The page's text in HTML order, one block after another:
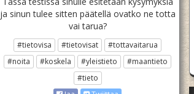
ja sinun tulee sitten päätellä ovatko ne totta
vai tarua?
#tietovisa #tietovisat
#tottavaitarua
#noita
#koskela #yleistieto
#maantieto
#tieto